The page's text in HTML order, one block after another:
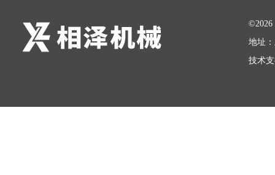
地址
技术